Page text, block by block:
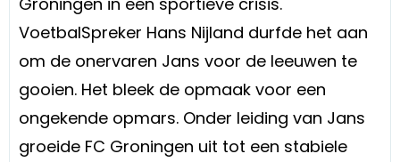
VoetbalSpreker Hans Nijland durfde het aan
om de onervaren Jans voor de leeuwen te
gooien. Het bleek de opmaak voor een
ongekende opmars. Onder leiding van Jans
groeide FC Groningen uit tot een stabiele